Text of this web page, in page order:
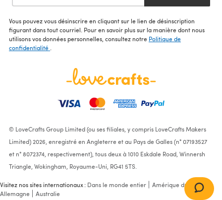
Vous pouvez vous désinscrire en cliquant sur le lien de désinscription
figurant dans tout courriel. Pour en savoir plus sur la manière dont nous
utilisons vos données personnelles, consultez notre Politique de
confidentialité
© LoveCrafts Group Limited (ou ses filiales, y compris LoveCrafts Makers
Limited) 2026, enregistré en Angleterre et au Pays de Galles (n° 07193527
et n° 8072374, respectivement), tous deux à 1010 Eskdale Road, Winnersh
Triangle, Wokingham, Royaume-Uni, RG41 5TS.
Visitez nos sites internationaux : Dans le monde entier
Amérique du Nord
Allemagne
Australie